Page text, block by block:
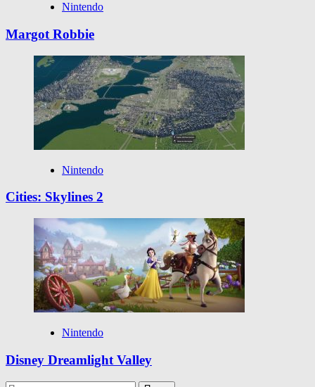
Nintendo
Margot Robbie
Nintendo
Cities: Skylines 2
Nintendo
Disney Dreamlight Valley